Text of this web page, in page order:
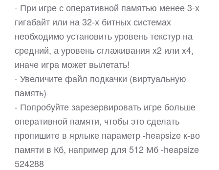
- При игре с оперативной памятью менее 3-х
гигабайт или на 32-х битных системах
необходимо установить уровень текстур на
средний, а уровень сглаживания x2 или x4,
иначе игра может вылетать!
- Увеличите файл подкачки (виртуальную
память)
- Попробуйте зарезервировать игре больше
оперативной памяти, чтобы это сделать
пропишите в ярлыке параметр -heapsize к-во
памяти в Кб, например для 512 Мб -heapsize
524288